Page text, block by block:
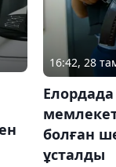
16:42, 28
Елордада
болған
ұсталды